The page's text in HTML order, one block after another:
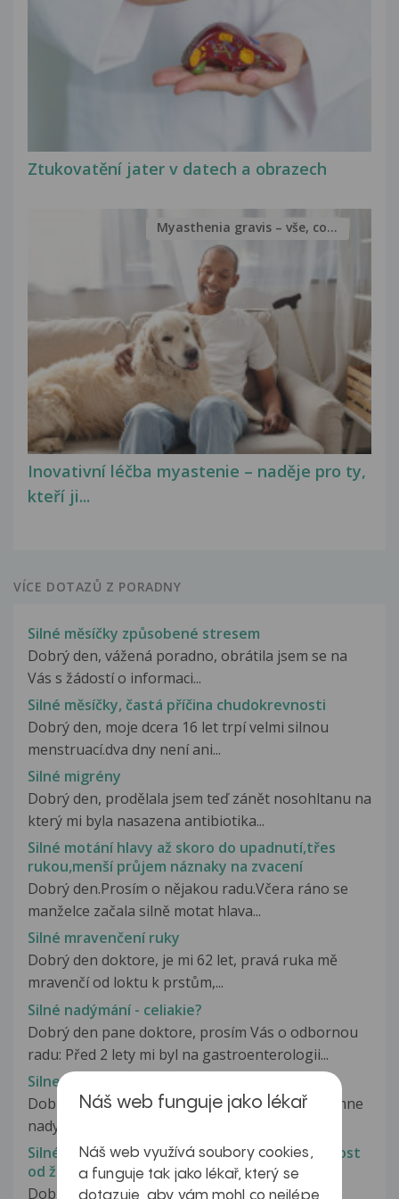
Ztukovatění jater v datech a obrazech
Inovativní léčba myastenie – naděje pro ty,
kteří ji...
Myasthenia gravis – vše, co...
VÍCE DOTAZŮ Z PORADNY
Silné měsíčky způsobené stresem
Dobrý den, vážená poradno, obrátila jsem se na
Vás s žádostí o informaci...
Silné měsíčky, častá příčina chudokrevnosti
Dobrý den, moje dcera 16 let trpí velmi silnou
menstruací.dva dny není ani...
Silné migrény
Dobrý den, prodělala jsem teď zánět nosohltanu na
který mi byla nasazena antibiotika...
Silné motání hlavy až skoro do upadnutí,třes
rukou,menší průjem náznaky na zvacení
Dobrý den.Prosím o nějakou radu.Včera ráno se
manželce začala silně motat hlava...
Silné mravenčení ruky
Dobrý den doktore, je mi 62 let, pravá ruka mě
mravenčí od loktu k prstům,...
Silné nadýmání - celiakie?
Dobrý den pane doktore, prosím Vás o odbornou
radu: Před 2 lety mi byl na gastroenterologii...
Silne nadymani, bolest bricha, prujmy
Dobry den, Je to asi 2 tyden co mam prujmy, simne
nadymani a bolesti bricha....
Silné nadýmání, křeče v břiše, průjmy, nevolnost
od žaludku
Dobrý den ,prosím o radu . Jednu dobu jsem si
Náš web funguje jako lékař
Náš web využívá soubory cookies,
a funguje tak jako lékař, který se
dotazuje, aby vám mohl co nejlépe